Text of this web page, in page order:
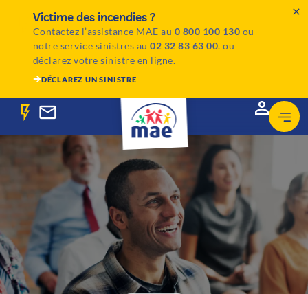
Victime des incendies ?
Contactez l’assistance MAE au 0 800 100 130 ou
notre service sinistres au02 32 83 63 00. ou
déclarez votre sinistre en ligne.
DÉCLAREZ UN SINISTRE